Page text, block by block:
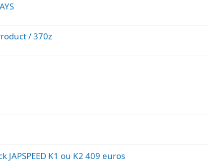
/ 370z
JAPSPEED K1 ou K2 409 euros